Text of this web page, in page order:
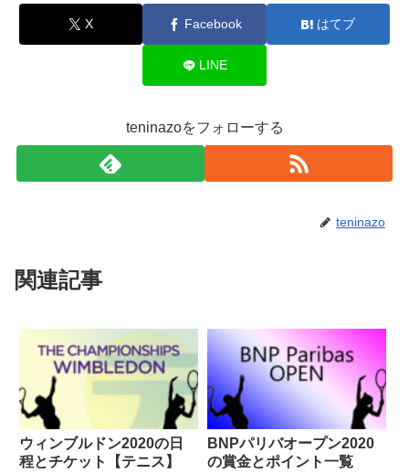
X Facebook はてブ
LINE
teninazoをフォローする
teninazo
関連記事
ウィンブルドン2020の日
程とチケット【テニス】
BNPパリバオープン2020
の賞金とポイント一覧